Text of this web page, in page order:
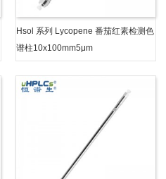
Hsol 系列 Lycopene 番茄红素检测色
谱柱10x100mm5μm